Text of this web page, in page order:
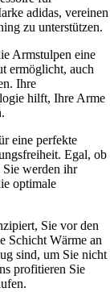
adidas, vereinen
zu unterstützen.
Armstulpen eine
ermöglicht, auch
Ihre
hilft, Ihre Arme
eine perfekte
Egal, ob
Sie werden ihr
optimale
Sie vor den
Schicht Wärme an
sind, um Sie nicht
profitieren Sie